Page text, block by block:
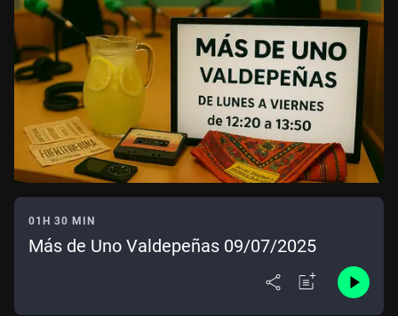
01H 30 MIN
Más de Uno Valdepeñas 09/07/2025